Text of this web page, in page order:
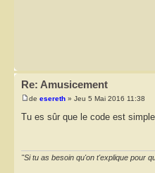
Re: Amusicement
de esereth » Jeu 5 Mai 2016 11:38
Tu es sûr que le code est
"Si tu as besoin qu'on t'explique pour